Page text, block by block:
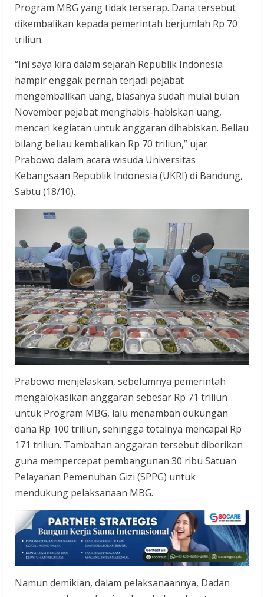
Program MBG yang tidak terserap. Dana tersebut
dikembalikan kepada pemerintah berjumlah Rp 70
triliun.
“Ini saya kira dalam sejarah Republik Indonesia
hampir enggak pernah terjadi pejabat
mengembalikan uang, biasanya sudah mulai bulan
November pejabat menghabis-habiskan uang,
mencari kegiatan untuk anggaran dihabiskan. Beliau
bilang beliau kembalikan Rp 70 triliun,” ujar
Prabowo dalam acara wisuda Universitas
Kebangsaan Republik Indonesia (UKRI) di Bandung,
Sabtu (18/10).
Prabowo menjelaskan, sebelumnya pemerintah
mengalokasikan anggaran sebesar Rp 71 triliun
untuk Program MBG, lalu menambah dukungan
dana Rp 100 triliun, sehingga totalnya mencapai Rp
171 triliun. Tambahan anggaran tersebut diberikan
guna mempercepat pembangunan 30 ribu Satuan
Pelayanan Pemenuhan Gizi (SPPG) untuk
mendukung pelaksanaan MBG.
Namun demikian, dalam pelaksanaannya, Dadan